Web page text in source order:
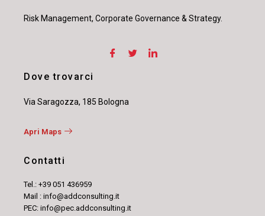
Risk Management, Corporate Governance & Strategy.
Dove trovarci
Via Saragozza, 185 Bologna
Apri Maps
Contatti
Tel.: +39 051 436959
Mail : info@addconsulting.it
PEC: info@pec.addconsulting.it